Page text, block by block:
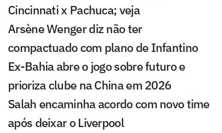
Cincinnati x Pachuca; veja
Arsène Wenger diz não ter
compactuado com plano de Infantino
Ex-Bahia abre o jogo sobre futuro e
prioriza clube na China em 2026
Salah encaminha acordo com novo time
após deixar o Liverpool